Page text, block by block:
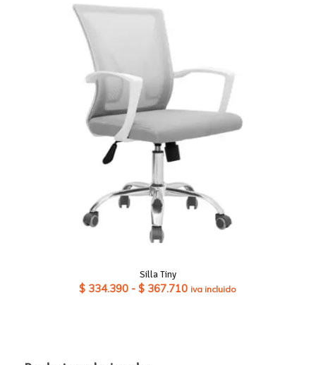
Silla Tiny
$ 334.390 - $ 367.710Rango
iva incluido